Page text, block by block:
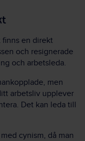
en direkt
och resignerade
och arbetsleda.
men
arbetsliv upplever
Det kan leda till
cynism, då man